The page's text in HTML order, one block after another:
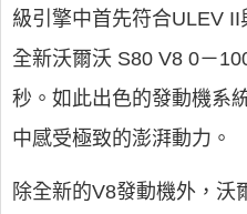
級引擎中首先符合ULEV II
全新沃爾沃 S80 V8 0－
秒。如此出色的發動機系
中感受極致的澎湃動力。
除全新的V8發動機外，沃